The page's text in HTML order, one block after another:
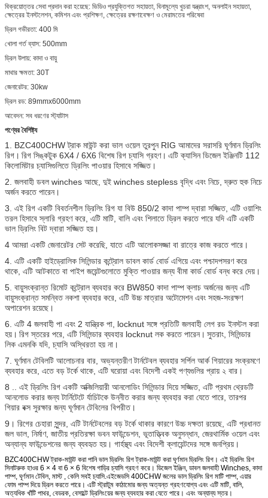
বিক্রয়োত্তর সেবা প্রদান করা হয়েছে: ভিডিও প্রযুক্তিগত সহায়তা, বিনামূল্যে খুচরা যন্ত্রাংশ, অনলাইন সহায়তা,
ক্ষেত্রের ইনস্টলেশন, কমিশন এবং প্রশিক্ষণ, ক্ষেত্রের রক্ষণাবেক্ষণ ও মেরামতের পরিষেবা
ড্রিল গভীরতা: 400 মি
খোলা গর্ত ব্যাস: 500mm
ড্রিল উপায়: কাদা ও বায়ু
মাথার ক্ষমতা: 30T
জেনারেটর: 30kw
ড্রিল রড: 89mmx6000mm
আবেদন: সব ধরণের স্ট্যাটাস
পণ্যের বৈশিষ্ট্য
1. BZC400CHW ট্রাক মাউন্ট করা ভাল ওয়েল তুরপুন RIG আমাদের সরাসরি ঘূর্ণমান ড্রিলিং
রিগ। রিগ সিঙ্কটুক 6X4 / 6X6 বিশেষ রিগ চ্যাসি গ্রহণ। এটি ক্যাসিন ডিজেল ইঞ্জিনটি 112
কিলোমিটার চ্যাসিগুলিতে ড্রিলিং পাওয়ার হিসাবে সজ্জিত।
2. জলবাহী ডবল winches আছে, দুই winches stepless বৃদ্ধি এবং নিচে, দ্রুত হুক নিচে
অর্জন করতে পারেন।
3. এই রিগ একটি বিবর্তনশীল ড্রিলিং রিগ যা বিউ 850/2 কাদা পাম্প দ্বারা সজ্জিত, এটি ওয়াশিং
তরল হিসাবে স্লারি গ্রহণ করে, এটি মাটি, বালি এবং শিলাতে ড্রিল করতে পারে যদি এটি একটি
ভাল ড্রিলিং বিট দ্বারা সজ্জিত হয়।
4 আমরা একটি জেনারেটর সেট করেছি, যাতে এটি আলোকসজ্জা বা রাত্রে কাজ করতে পারে।
4. এটি একটি হাইড্রোলিক সিলিন্ডার কন্ট্রোল ডাবল কার্ড বোর্ড এগিয়ে এবং পশ্চাদপসরণ করে
থাকে, এটি আটকাতে বা পাইপ জয়েন্টগুলোতে মুক্তি পাওয়ার জন্য বীমা কার্ড বোর্ড বন্ধ করে দেয়।
5. বায়ুসংক্রান্ত রিমোট কন্ট্রোল ব্যবহার করে BW850 কাদা পাম্প ক্লাচ অর্জনের জন্য এটি
বায়ুসংক্রান্ত সমন্বিত নকশা ব্যবহার করে, এটি উচ্চ মাত্রার অটোমেশন এবং সহজ-সংরক্ষণ
অপারেশন রয়েছে।
6. এটি 4 জলবাহী পা এবং 2 যান্ত্রিক পা, locknut সঙ্গে প্রতিটি জলবাহী লেগ রড ইনস্টল করা
হয়। রিগ স্তরের পরে, এটি সিলিন্ডার ব্যবহার locknut লক করতে পারেন। সুতরাং, সিলিন্ডার
লিক এমনকি যদি, চ্যাসি অস্থিরতা হয় না।
7. ঘূর্ণমান টেবিলটি আলোচনার বার, অভ্যন্তরীণ টার্নটেবল ব্যবহার সর্পিল আর্ক গিয়ারের সংক্রমণে
ব্যবহার করে, এতে বড় টর্কে থাকে, এটি ঘরোয়া এবং বিদেশী একই পণ্যগুলির প্রায় ২ বার।
8 .. এই ড্রিলিং রিগ একটি অক্জিলিয়ারী আনলোডিং সিলিন্ডার দিয়ে সজ্জিত, এটি প্রথম থ্রেডটি
আনলোড করার জন্য টার্নিটেটে র্যাচিটকে উন্নীত করার জন্য ব্যবহার করা যেতে পারে, তারপর
গিয়ার বক্স সুরক্ষার জন্য ঘূর্ণমান টেবিলের বিপরীত।
9। রিগের চেহারা সুন্দর, এটি টার্নটেবলের বড় টর্কে থাকার কারণে উচ্চ দক্ষতা রয়েছে, এটি প্রধানত
জল ভাল, নির্মাণ, জাতীয় প্রতিরক্ষা ভবন ফাউন্ডেশন, ভূতাত্ত্বিক অনুসন্ধান, জেরথার্মিক ওয়েল এবং
অন্যান্য ফাউন্ডেশনের জন্য ব্যবহৃত হয়। গার্হস্থ্য এবং বিদেশী ক্লায়েন্টদের সঙ্গে জনপ্রিয়।
BZC400CHW ট্রাক-মাউন্ট করা পানি ভাল ড্রিলিং রিগ ট্রাক-মাউন্ট করা ঘূর্ণমান ড্রিলিং রিগ। এই ড্রিলিং রিগ
সিনাটরুক হাওর 6 × 4 বা 6 × 6 বিশেষ গাড়ির চ্যাসি গ্রহণ করে। ডিজেল ইঞ্জিন, ডাবল জলবাহী Winches, কাদা
পাম্প, ঘূর্ণমান টেবিল, মাস্ট , কেলি সবই চ্যাসি.এইজেডসি 400CHW জলের ভাল ড্রিলিং রিগ মাটি পাম্প, এয়ার
ফোম পাম্প দিয়ে ড্রিল করতে পারে। এটি স্ট্রাটুম কাঠামোর জন্য অত্যন্ত গ্রহণযোগ্য এবং এটি মাটি, বালি,
অত্যধিক খাঁটি পাথর, বেডরক, বেসাল্টে ড্রিলিংয়ের জন্য ব্যবহার করা যেতে পারে। এবং অন্যান্য স্তর।